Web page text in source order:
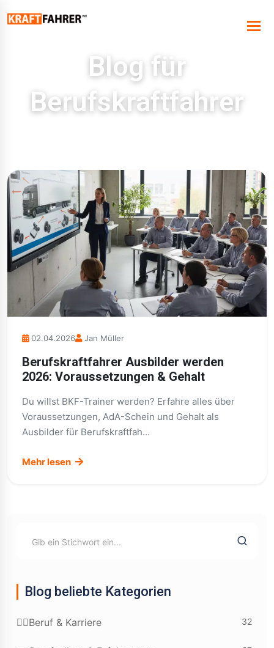
Blog für
Berufskraftfahrer
02.04.2026 Jan Müller
Berufskraftfahrer Ausbilder werden
2026: Voraussetzungen & Gehalt
Du willst BKF-Trainer werden? Erfahre alles über
Voraussetzungen, AdA-Schein und Gehalt als
Ausbilder für Berufskraftfah...
Mehr lesen
Blog beliebte Kategorien
👷‍♂️Beruf & Karriere 32